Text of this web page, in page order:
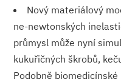
Nový materiálový
ne-newtonských
průmysl může nyní
kukuřičných škrobů,
Podobně